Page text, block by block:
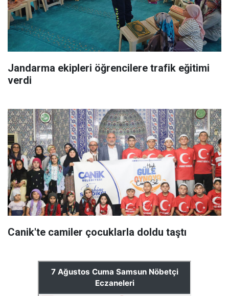
Jandarma ekipleri öğrencilere trafik eğitimi
verdi
Canik'te camiler çocuklarla doldu taştı